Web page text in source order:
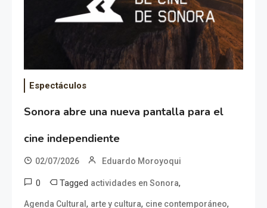
Espectáculos
Sonora abre una nueva pantalla para el
cine independiente
02/07/2026 Eduardo Moroyoqui
0 Tagged actividades en Sonora,
Agenda Cultural , arte y cultura, cine contemporáneo,